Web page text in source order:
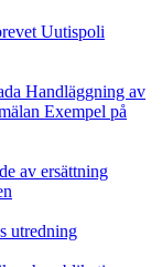
Uutispoli
Handläggning av
Exempel på
av ersättning
utredning